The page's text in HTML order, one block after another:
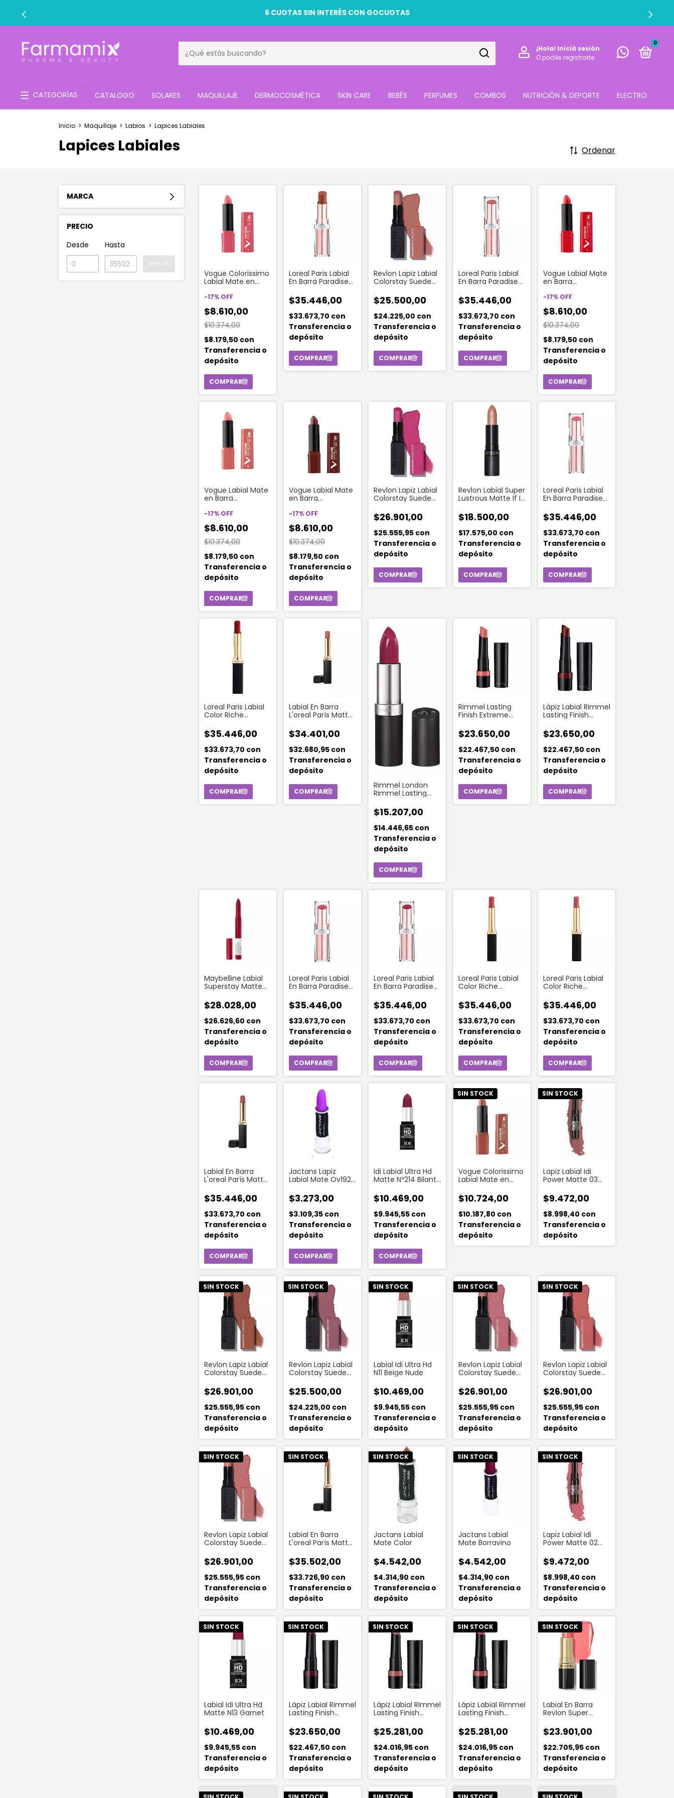
6 CUOTAS SIN INTERÉS CON GOCUOTAS
¡Hola! Iniciá sesión
O podés registrarte
0
CATEGORÍAS CATALOGO SOLARES MAQUILLAJE DERMOCOSMÉTICA SKIN CARE BEBÉS PERFUMES COMBOS NUTRICIÓN & DEPORTE ELECTRO
Inicio > Maquillaje > Labios > Lapices Labiales
Lapices Labiales Ordenar
MARCA
PRECIO
Desde
Hasta
Vogue Colorissimo
Labial Mate en
Amorosa
-17% OFF
$8.610,00
$10.374,00
$8.179,50 con
Transferencia o
depósito
Loreal Paris Labial
En Barra Paradise
Enchante
$35.446,00
$33.673,70 con
Transferencia o
depósito
Revlon Lapiz Labial
Colorstay Suede
$25.500,00
$24.225,00 con
Transferencia o
depósito
Loreal Paris Labial
En Barra Paradise
Heaven
$35.446,00
$33.673,70 con
Transferencia o
depósito
Vogue Labial Mate
en Barra
Frambuesa Viva
-17% OFF
$8.610,00
$10.374,00
$8.179,50 con
Transferencia o
depósito
Vogue Labial Mate
en Barra
Lychee Fresco
-17% OFF
$8.610,00
$10.374,00
$8.179,50 con
Transferencia o
depósito
Vogue Labial Mate
en Barra
Canela Intensa
-17% OFF
$8.610,00
$10.374,00
$8.179,50 con
Transferencia o
depósito
Revlon Lapiz Labial
Colorstay Suede
$26.901,00
$25.555,95 con
Transferencia o
depósito
Revlon Labial Super
Lustrous Matte If I
$18.500,00
$17.575,00 con
Transferencia o
depósito
Loreal Paris Labial
En Barra Paradise
Mirage
$35.446,00
$33.673,70 con
Transferencia o
depósito
Loreal Paris Labial
Color Riche
Matte 480 Plum
Dominant
$35.446,00
$33.673,70 con
Transferencia o
depósito
Labial En Barra
L'oreal París Matte
Nude Defiant
$34.401,00
$32.680,95 con
Transferencia o
depósito
Rimmel London
Rimmel Lasting
Labial 005
$15.207,00
$14.446,65 con
Transferencia o
depósito
Rimmel Lasting
Finish Extreme
Color 144
$23.650,00
$22.467,50 con
Transferencia o
depósito
Lápiz Labial Rimmel
Lasting Finish
Crimson Desire
$23.650,00
$22.467,50 con
Transferencia o
depósito
Maybelline Labial
Superstay Matte
45 Hustle In The
Heels
$28.028,00
$26.626,60 con
Transferencia o
depósito
Loreal Paris Labial
En Barra Paradise
Fantasy
$35.446,00
$33.673,70 con
Transferencia o
depósito
Loreal Paris Labial
En Barra Paradise
Ecstatic
$35.446,00
$33.673,70 con
Transferencia o
depósito
Loreal Paris Labial
Color Riche
Matte 640 Nude
Independa
$35.446,00
$33.673,70 con
Transferencia o
depósito
Loreal Paris Labial
Color Riche
Matte 602 Nude
Admirable
$35.446,00
$33.673,70 con
Transferencia o
depósito
Labial En Barra
L'oreal París Matte
Worth It Intens
$35.446,00
$33.673,70 con
Transferencia o
depósito
Jactans Lapiz
Labial Mate Ov192-
$3.273,00
$3.109,35 con
Transferencia o
depósito
Idi Labial Ultra Hd
Matte Nº214 Bilant
$10.469,00
$9.945,55 con
Transferencia o
depósito
SIN STOCK
Vogue Colorissimo
Labial Mate en
Almendra Serena
$10.724,00
$10.187,80 con
Transferencia o
depósito
SIN STOCK
Lapiz Labial Idi
Power Matte 03
$9.472,00
$8.998,40 con
Transferencia o
depósito
SIN STOCK
Revlon Lapiz Labial
Colorstay Suede
$26.901,00
$25.555,95 con
Transferencia o
depósito
SIN STOCK
Revlon Lapiz Labial
Colorstay Suede
$25.500,00
$24.225,00 con
Transferencia o
depósito
SIN STOCK
Labial Idi Ultra Hd
N11 Beige Nude
$10.469,00
$9.945,55 con
Transferencia o
depósito
SIN STOCK
Revlon Lapiz Labial
Colorstay Suede
$26.901,00
$25.555,95 con
Transferencia o
depósito
SIN STOCK
Revlon Lapiz Labial
Colorstay Suede
$26.901,00
$25.555,95 con
Transferencia o
depósito
SIN STOCK
Revlon Lapiz Labial
Colorstay Suede
$26.901,00
$25.555,95 con
Transferencia o
depósito
SIN STOCK
Labial En Barra
L'oreal París Matte
Nude Resilie
$35.502,00
$33.726,90 con
Transferencia o
depósito
SIN STOCK
Jactans Labial
Mate Color
$4.542,00
$4.314,90 con
Transferencia o
depósito
SIN STOCK
Jactans Labial
Mate Borravino
$4.542,00
$4.314,90 con
Transferencia o
depósito
SIN STOCK
Lapiz Labial Idi
Power Matte 02
$9.472,00
$8.998,40 con
Transferencia o
depósito
SIN STOCK
Labial Idi Ultra Hd
Matte N13 Garnet
$10.469,00
$9.945,55 con
Transferencia o
depósito
SIN STOCK
Lápiz Labial Rimmel
Lasting Finish
Mulberry
$23.650,00
$22.467,50 con
Transferencia o
depósito
SIN STOCK
Lápiz Labial Rimmel
Lasting Finish
Perfect Nude
$25.281,00
$24.016,95 con
Transferencia o
depósito
SIN STOCK
Lápiz Labial Rimmel
Lasting Finish
Mauve Bliss
$25.281,00
$24.016,95 con
Transferencia o
depósito
SIN STOCK
Labial En Barra
Revlon Super
Color Fire Peach
$23.901,00
$22.705,95 con
Transferencia o
depósito